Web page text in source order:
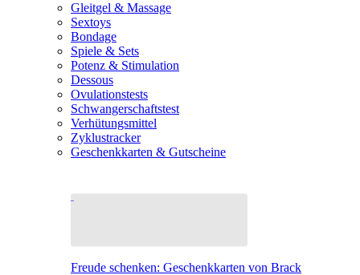
Gleitgel & Massage
Sextoys
Bondage
Spiele & Sets
Potenz & Stimulation
Dessous
Ovulationstests
Schwangerschaftstest
Verhütungsmittel
Zyklustracker
Geschenkkarten & Gutscheine
Freude schenken: Geschenkkarten von Brack